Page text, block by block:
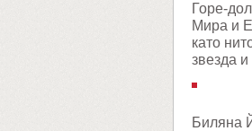
Горе-
Мира и
като
звезда
Биляна